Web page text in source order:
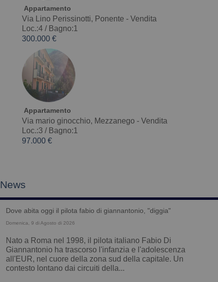
Appartamento
Via Lino Perissinotti, Ponente - Vendita
Loc.:4/ Bagno:1
300.000 €
Appartamento
Via mario ginocchio, Mezzanego - Vendita
Loc.:3 / Bagno:1
97.000 €
News
dove abita oggi il pilota fabio di giannantonio, "diggia"
Domenica, 9 di Agosto di 2026
Nato a Roma nel 1998, il pilota italiano Fabio Di
Giannantonio ha trascorso l'infanzia e l'adolescenza
all'EUR, nel cuore della zona sud della capitale. Un
contesto lontano dai circuiti della...